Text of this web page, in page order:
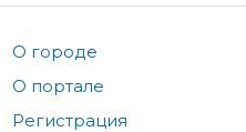
О городе
О портале
Регистрация